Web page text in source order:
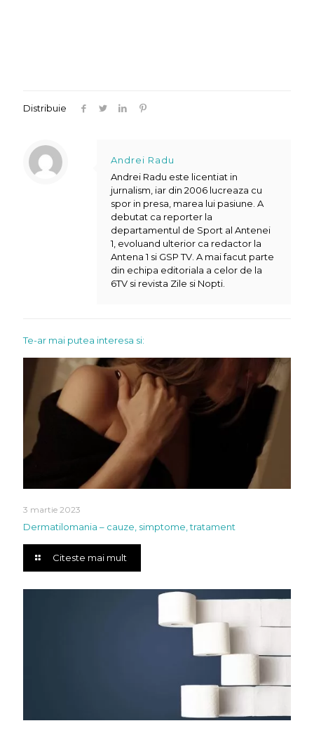
Distribuie
Andrei Radu
Andrei Radu este licentiat in
jurnalism, iar din 2006 lucreaza cu
spor in presa, marea lui pasiune. A
debutat ca reporter la
departamentul de Sport al Antenei
1, evoluand ulterior ca redactor la
Antena 1 si GSP TV. A mai facut parte
din echipa editoriala a celor de la
6TV si revista Zile si Nopti.
Te-ar mai putea interesa si:
3 martie 2023
Dermatilomania – cauze, simptome, tratament
Citeste mai mult